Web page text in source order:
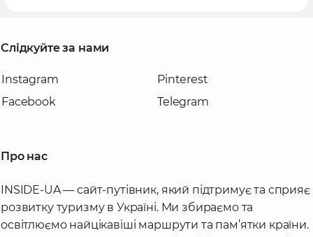
Слідкуйте за нами
Instagram
Facebook
Pinterest
Telegram
Про нас
INSIDE-UA — сайт-путівник, який підтримує та сприяє
розвитку туризму в Україні. Ми збираємо та
освітлюємо найцікавіші маршрути та пам’ятки країни.